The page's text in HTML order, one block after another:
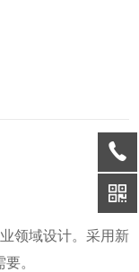
领域设计。采用新
。